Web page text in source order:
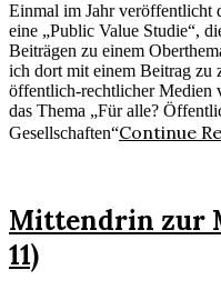
Einmal im Jahr veröffentlicht
eine „Public Value Studie“,
Beiträgen zu einem
ich dort mit einem Beitrag zu
öffentlich-rechtlicher Medien
das Thema „Für alle?
Gesellschaften“Continue
Mittendrin zur
11)